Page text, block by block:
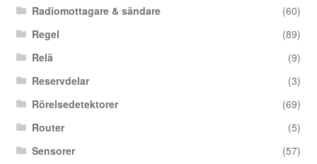
Radiomottagare & sändare
(60)
Regel
(89)
Relä
(9)
Reservdelar
(3)
Rörelsedetektorer
(69)
Router
(5)
Sensorer
(57)